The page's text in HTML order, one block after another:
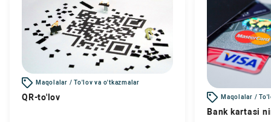
Maqolalar / To'lov va o'tkazmalar
QR-to'lov Maqolalar /
Bank kartasi